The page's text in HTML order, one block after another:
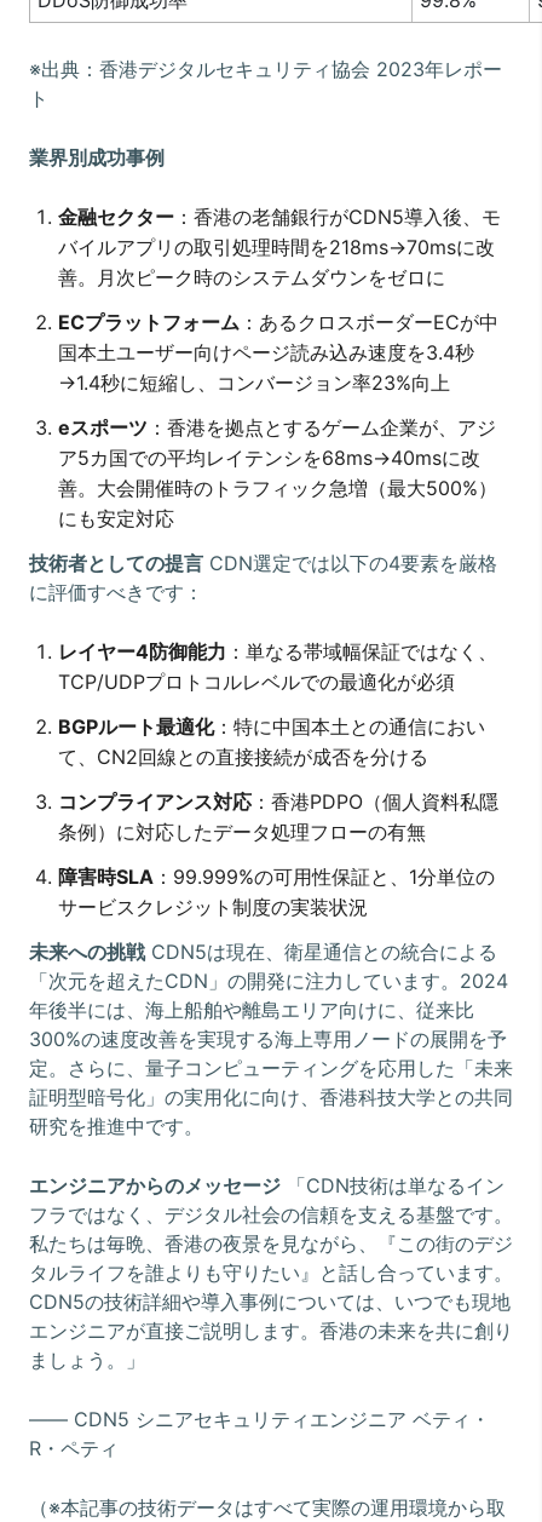
※出典：香港デジタルセキュリティ協会 2023年レポー
ト
業界別成功事例
金融セクター ：香港の老舗銀行がCDN5導入後、モ
バイルアプリの取引処理時間を218ms→70msに改
善。月次ピーク時のシステムダウンをゼロに
ECプラットフォーム ：あるクロスボーダーECが中
国本土ユーザー向けページ読み込み速度を3.4秒
→1.4秒に短縮し、コンバージョン率23%向上
eスポーツ ：香港を拠点とするゲーム企業が、アジ
ア5カ国での平均レイテンシを68ms→40msに改
善。大会開催時のトラフィック急増（最大500%）
にも安定対応
技術者としての提言 CDN選定では以下の4要素を厳格
に評価すべきです：
レイヤー4防御能力 ：単なる帯域幅保証ではなく、
TCP/UDPプロトコルレベルでの最適化が必須
BGPルート最適化：特に中国本土との通信におい
て、CN2回線との直接接続が成否を分ける
コンプライアンス対応 ：香港PDPO（個人資料私隱
条例）に対応したデータ処理フローの有無
障害時SLA ：99.999%の可用性保証と、1分単位の
サービスクレジット制度の実装状況
未来への挑戦CDN5は現在、衛星通信との統合による
「次元を超えたCDN」の開発に注力しています。2024
年後半には、海上船舶や離島エリア向けに、従来比
300%の速度改善を実現する海上専用ノードの展開を予
定。さらに、量子コンピューティングを応用した「未来
証明型暗号化」の実用化に向け、香港科技大学との共同
研究を推進中です。
エンジニアからのメッセージ 「CDN技術は単なるイン
フラではなく、デジタル社会の信頼を支える基盤です。
私たちは毎晩、香港の夜景を見ながら、『この街のデジ
タルライフを誰よりも守りたい』と話し合っています。
CDN5の技術詳細や導入事例については、いつでも現地
エンジニアが直接ご説明します。香港の未来を共に創り
ましょう。」
―― CDN5 シニアセキュリティエンジニア ベティ・
R・ペティ
（※本記事の技術データはすべて実際の運用環境から取